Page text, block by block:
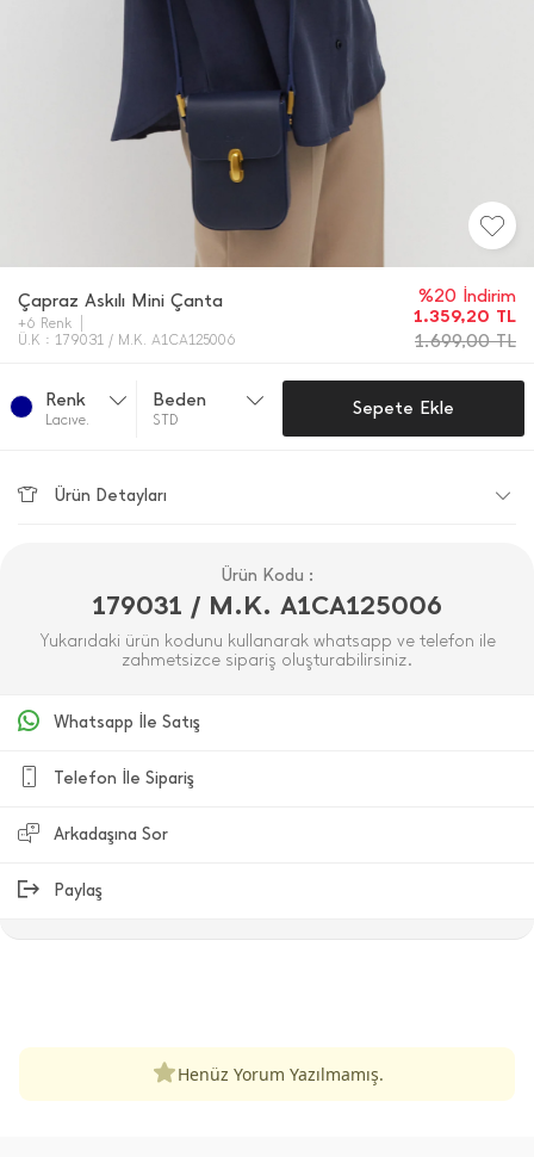
Çapraz Askılı Mini Çanta
+6 Renk
Ü.K : 179031 / M.K. A1CA125006
%20 İndirim
1.359,20 TL
1.699,00TL
Renk
Lacıve.
Beden
STD
Sepete Ekle
Ürün Detayları
Ürün Kodu :
179031 / M.K. A1CA125006
Yukarıdaki ürün kodunu kullanarak whatsapp ve telefon ile
zahmetsizce sipariş oluşturabilirsiniz.
Whatsapp İle Satış
Telefon İle Sipariş
Arkadaşına Sor
Paylaş
Henüz Yorum Yazılmamış.